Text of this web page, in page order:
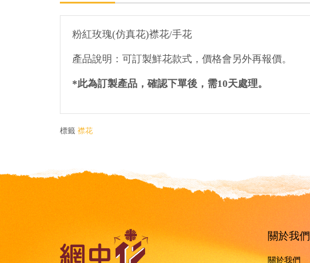
粉紅玫瑰(仿真花)襟花/手花
產品說明：可訂製鮮花款式，價格會另外再報價。
*此為訂製產品，確認下單後，需10天處理。
標籤 襟花
關於我們
關於我們